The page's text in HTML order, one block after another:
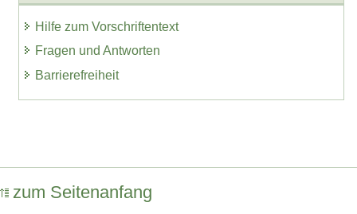
Hilfe zum Vorschriftentext
Fragen und Antworten
Barrierefreiheit
zum Seitenanfang